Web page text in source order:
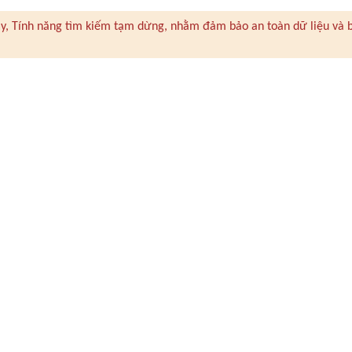
Tính năng tìm kiếm tạm dừng, nhằm đảm bảo an toàn dữ liệu và